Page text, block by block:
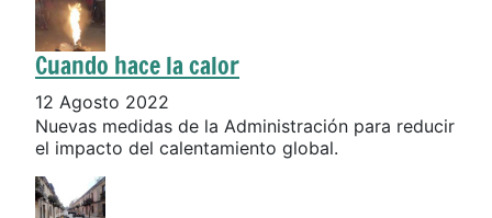
Cuando hace la calor
12 Agosto 2022
Nuevas medidas de la Administración para reducir
el impacto del calentamiento global.